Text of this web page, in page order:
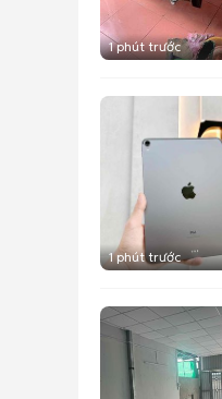
1 phút trước
1 phút trước